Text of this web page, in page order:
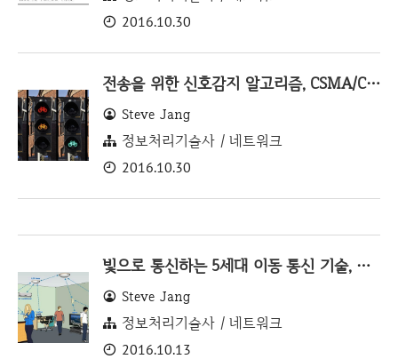
2016.10.30
전송을 위한 신호감지 알고리즘, CSMA/CD와 CSMA/CA 방식
Steve Jang
정보처리기술사 / 네트워크
2016.10.30
빛으로 통신하는 5세대 이동 통신 기술, 라이파이(Li-Fi)
Steve Jang
정보처리기술사 / 네트워크
2016.10.13